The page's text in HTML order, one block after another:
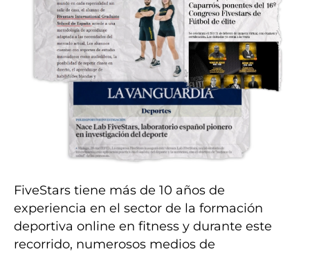
FiveStars tiene más de 10 años de
experiencia en el sector de la formación
deportiva online en fitness y durante este
recorrido, numerosos medios de